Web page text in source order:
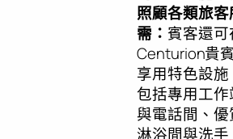
照顧各類旅客
需：賓客還可
Centurion貴
享用特色設施
包括專用工作
與電話間、優
淋浴間與洗手